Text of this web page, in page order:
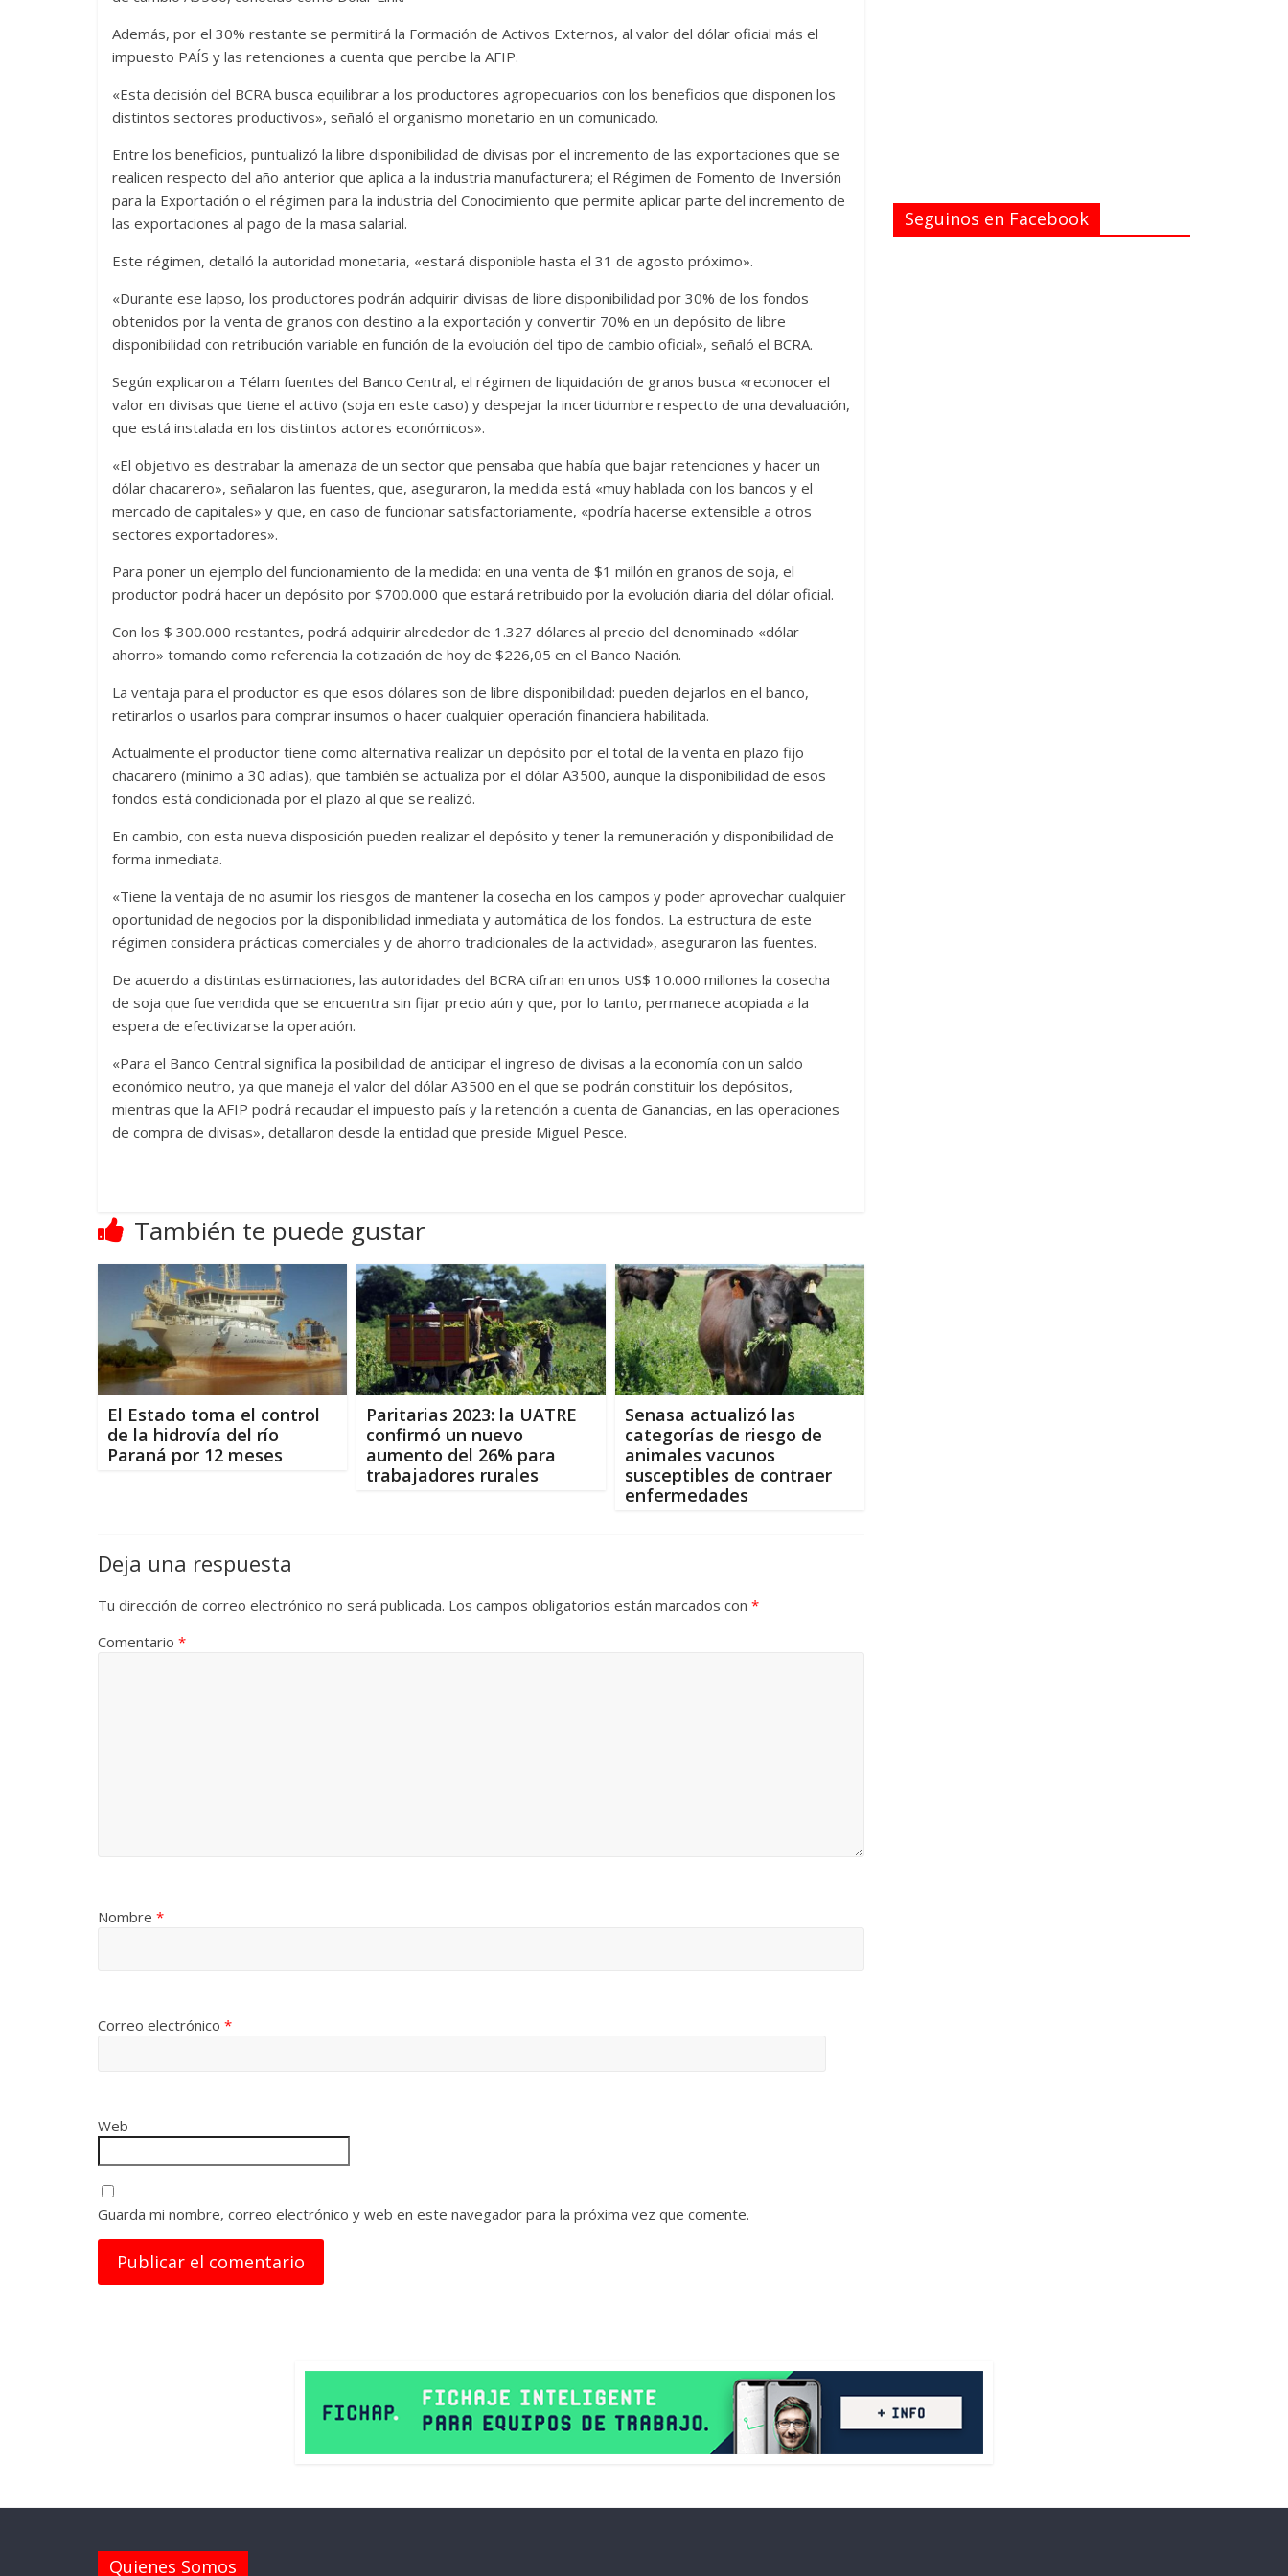
Además, por el 30% restante se permitirá la Formación de Activos Externos, al valor del dólar oficial más el
impuesto PAÍS y las retenciones a cuenta que percibe la AFIP.
«Esta decisión del BCRA busca equilibrar a los productores agropecuarios con los beneficios que disponen los
distintos sectores productivos», señaló el organismo monetario en un comunicado.
Entre los beneficios, puntualizó la libre disponibilidad de divisas por el incremento de las exportaciones que se
realicen respecto del año anterior que aplica a la industria manufacturera; el Régimen de Fomento de Inversión
para la Exportación o el régimen para la industria del Conocimiento que permite aplicar parte del incremento de
las exportaciones al pago de la masa salarial.
Este régimen, detalló la autoridad monetaria, «estará disponible hasta el 31 de agosto próximo».
«Durante ese lapso, los productores podrán adquirir divisas de libre disponibilidad por 30% de los fondos
obtenidos por la venta de granos con destino a la exportación y convertir 70% en un depósito de libre
disponibilidad con retribución variable en función de la evolución del tipo de cambio oficial», señaló el BCRA.
Según explicaron a Télam fuentes del Banco Central, el régimen de liquidación de granos busca «reconocer el
valor en divisas que tiene el activo (soja en este caso) y despejar la incertidumbre respecto de una devaluación,
que está instalada en los distintos actores económicos».
«El objetivo es destrabar la amenaza de un sector que pensaba que había que bajar retenciones y hacer un
dólar chacarero», señalaron las fuentes, que, aseguraron, la medida está «muy hablada con los bancos y el
mercado de capitales» y que, en caso de funcionar satisfactoriamente, «podría hacerse extensible a otros
sectores exportadores».
Para poner un ejemplo del funcionamiento de la medida: en una venta de $1 millón en granos de soja, el
productor podrá hacer un depósito por $700.000 que estará retribuido por la evolución diaria del dólar oficial.
Con los $ 300.000 restantes, podrá adquirir alrededor de 1.327 dólares al precio del denominado «dólar
ahorro» tomando como referencia la cotización de hoy de $226,05 en el Banco Nación.
La ventaja para el productor es que esos dólares son de libre disponibilidad: pueden dejarlos en el banco,
retirarlos o usarlos para comprar insumos o hacer cualquier operación financiera habilitada.
Actualmente el productor tiene como alternativa realizar un depósito por el total de la venta en plazo fijo
chacarero (mínimo a 30 adías), que también se actualiza por el dólar A3500, aunque la disponibilidad de esos
fondos está condicionada por el plazo al que se realizó.
En cambio, con esta nueva disposición pueden realizar el depósito y tener la remuneración y disponibilidad de
forma inmediata.
«Tiene la ventaja de no asumir los riesgos de mantener la cosecha en los campos y poder aprovechar cualquier
oportunidad de negocios por la disponibilidad inmediata y automática de los fondos. La estructura de este
régimen considera prácticas comerciales y de ahorro tradicionales de la actividad», aseguraron las fuentes.
De acuerdo a distintas estimaciones, las autoridades del BCRA cifran en unos US$ 10.000 millones la cosecha
de soja que fue vendida que se encuentra sin fijar precio aún y que, por lo tanto, permanece acopiada a la
espera de efectivizarse la operación.
«Para el Banco Central significa la posibilidad de anticipar el ingreso de divisas a la economía con un saldo
económico neutro, ya que maneja el valor del dólar A3500 en el que se podrán constituir los depósitos,
mientras que la AFIP podrá recaudar el impuesto país y la retención a cuenta de Ganancias, en las operaciones
de compra de divisas», detallaron desde la entidad que preside Miguel Pesce.
También te puede gustar
El Estado toma el control
de la hidrovía del río
Paraná por 12 meses
Paritarias 2023: la UATRE
confirmó un nuevo
aumento del 26% para
trabajadores rurales
Senasa actualizó las
categorías de riesgo de
animales vacunos
susceptibles de contraer
enfermedades
Deja una respuesta
Tu dirección de correo electrónico no será publicada. Los campos obligatorios están marcados con *
Comentario *
Nombre *
Correo electrónico *
Web
Guarda mi nombre, correo electrónico y web en este navegador para la próxima vez que comente.
Seguinos en Facebook
Quienes Somos